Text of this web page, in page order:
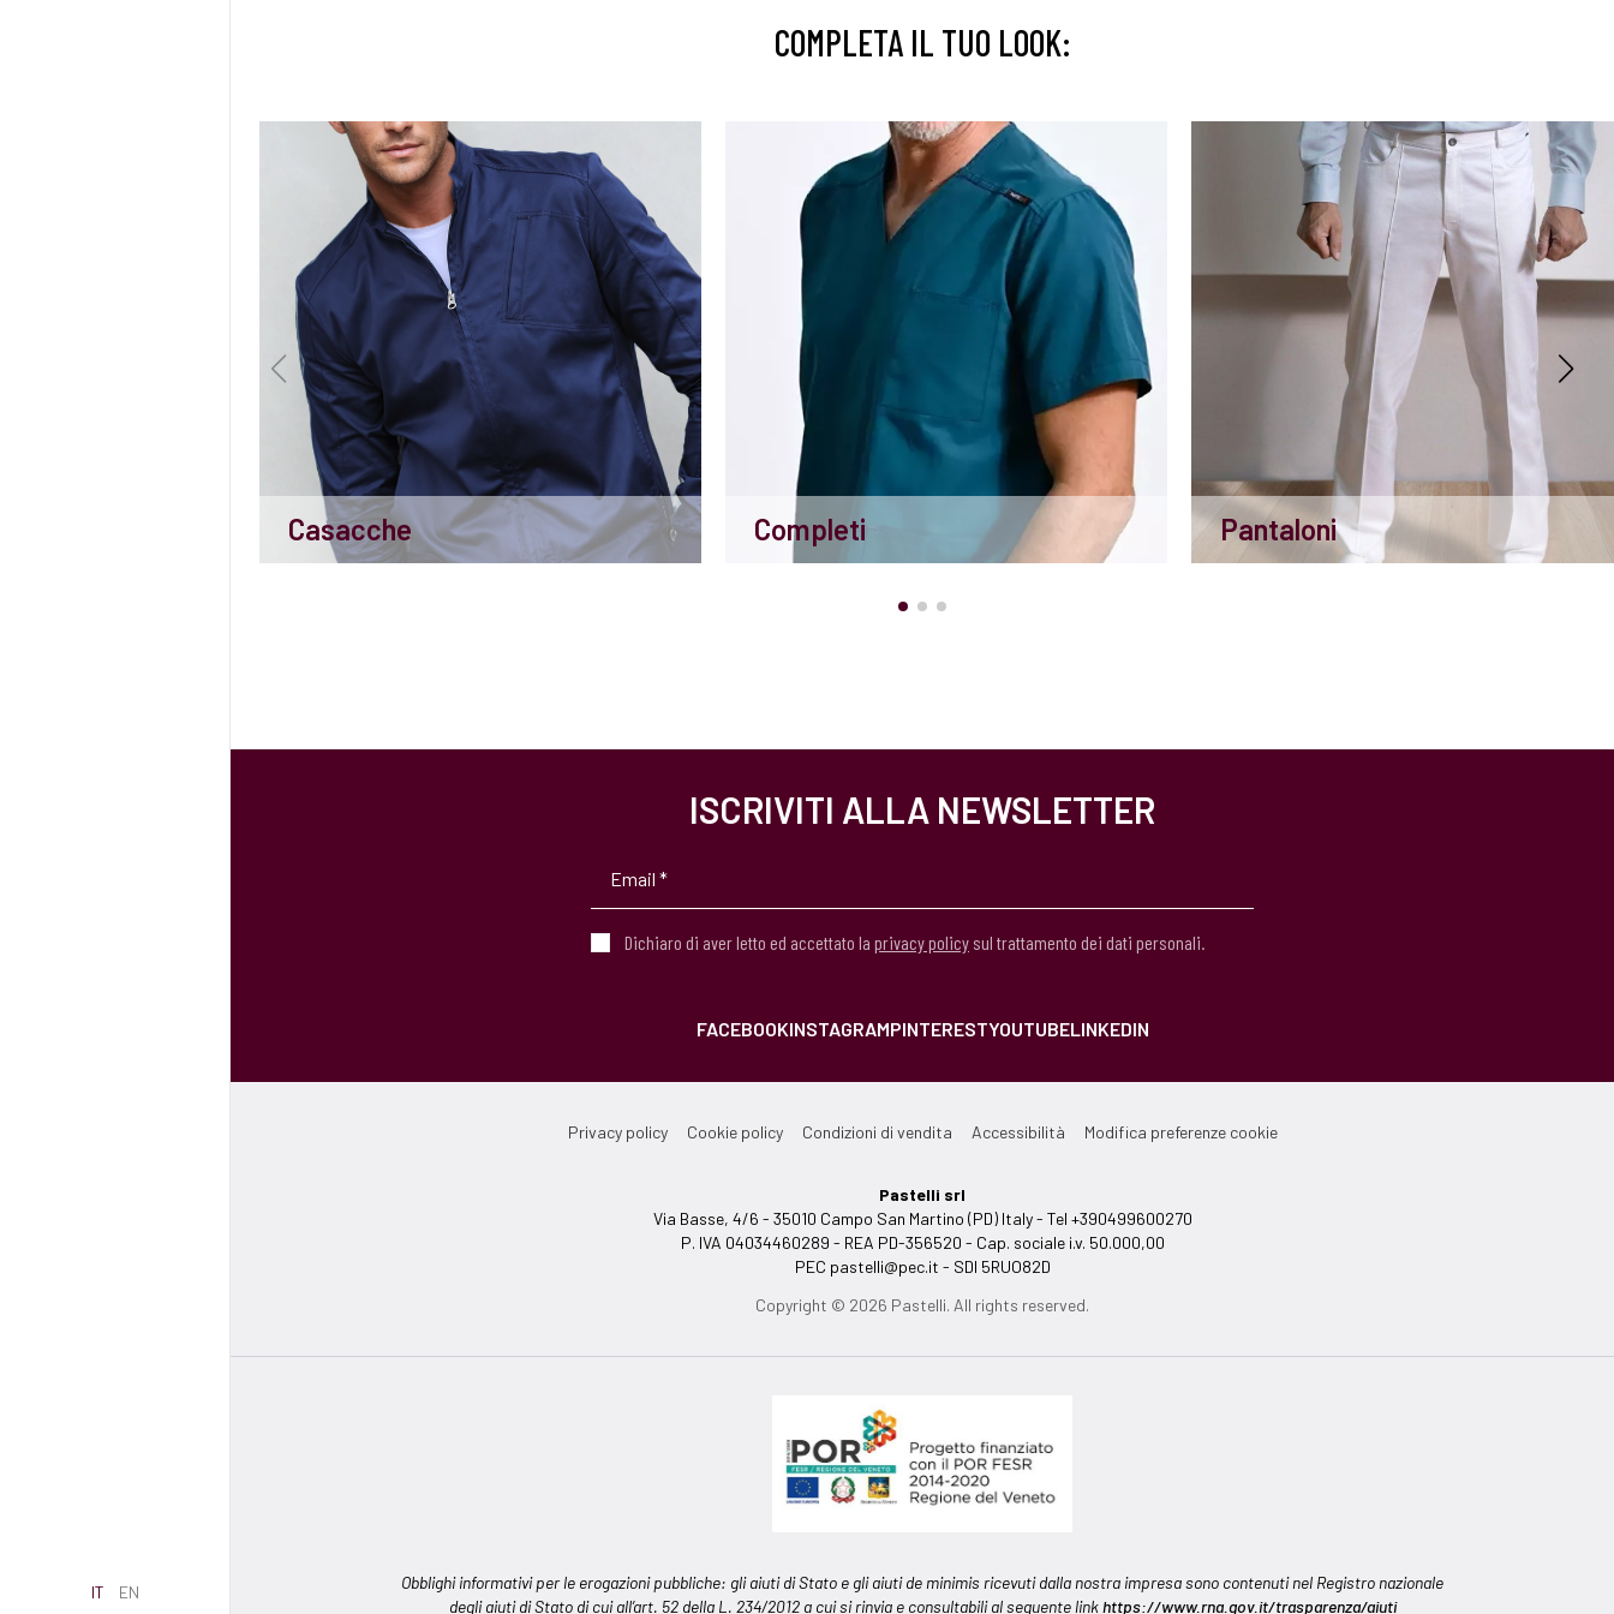
IT EN
COMPLETA IL TUO LOOK:
Casacche Completi Pantaloni
ISCRIVITI ALLA NEWSLETTER
Dichiaro di aver letto ed accettato la privacy policy sul trattamento dei dati personali.
FACEBOOKINSTAGRAMPINTERESTYOUTUBELINKEDIN
Privacy policy Cookie policy Condizioni di vendita Accessibilità Modifica preferenze cookie
Pastelli srl
Via Basse, 4/6 - 35010 Campo San Martino (PD) Italy - Tel +390499600270
P. IVA 04034460289 - REA PD-356520 - Cap. sociale i.v. 50.000,00
PEC pastelli@pec.it - SDI 5RUO82D
Copyright © 2026 Pastelli. All rights reserved.
Obblighi informativi per le erogazioni pubbliche: gli aiuti di Stato e gli aiuti de minimis ricevuti dalla nostra impresa sono contenuti nel Registro nazionale
degli aiuti di Stato di cui all’art. 52 della L. 234/2012 a cui si rinvia e consultabili al seguente linkhttps://www.rna.gov.it/trasparenza/aiuti